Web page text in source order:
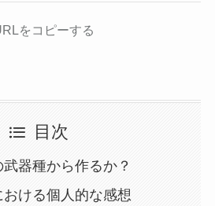
をコピーする
目次
器種から作るか？
ける個人的な感想